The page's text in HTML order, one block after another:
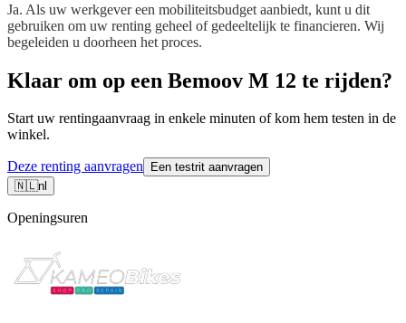
Ja. Als uw werkgever een mobiliteitsbudget aanbiedt, kunt u dit
gebruiken om uw renting geheel of gedeeltelijk te financieren. Wij
begeleiden u doorheen het proces.
Klaar om op een Bemoov M 12 te rijden?
Start uw rentingaanvraag in enkele minuten of kom hem testen in de
winkel.
Deze renting aanvragen
Een testrit aanvragen
🇳🇱nl
Openingsuren